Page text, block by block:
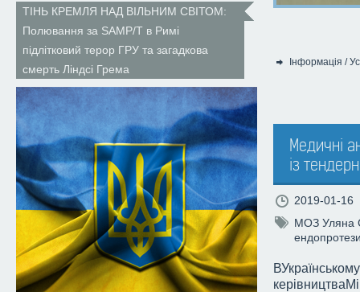
ТІНЬ КРЕМЛЯ НАД ВІЛЬНИМ СВІТОМ:
Полювання за SAMP/T в Римі
підлітковий терор ГРУ та загадкова
смерть Ліндсі Грема
Категорія:
Інформація /
Медичні
із
2019-01-16
МОЗ Уляна